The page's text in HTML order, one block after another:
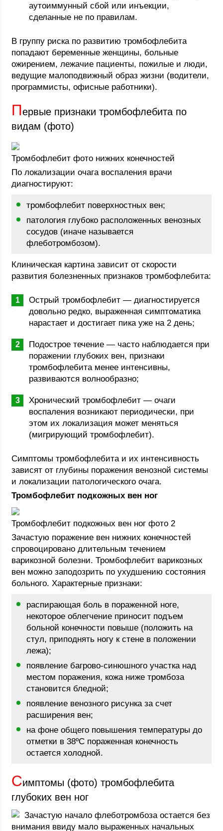
аутоиммунный сбой или инъекции,
сделанные не по правилам.
В группу риска по развитию тромбофлебита
попадают беременные женщины, больные
ожирением, лежачие пациенты, пожилые и люди,
ведущие малоподвижный образ жизни (водители,
программисты, офисные работники).
Первые признаки тромбофлебита по
видам (фото)
Тромбофлебит фото нижних конечностей
По локализации очага воспаления врачи
диагностируют:
тромбофлебит поверхностных вен;
патология глубоко расположенных венозных
сосудов (иначе называется
флеботромбозом).
Клиническая картина зависит от скорости
развития болезненных признаков тромбофлебита:
Острый тромбофлебит — диагностируется
довольно редко, выраженная симптоматика
нарастает и достигает пика уже на 2 день;
Подострое течение — часто наблюдается при
поражении глубоких вен, признаки
тромбофлебита менее интенсивны,
развиваются волнообразно;
Хронический тромбофлебит — очаги
воспаления возникают периодически, при
этом их локализация может меняться
(мигрирующий тромбофлебит).
Симптомы тромбофлебита и их интенсивность
зависят от глубины поражения венозной системы
и локализации патологического очага.
Тромбофлебит подкожных вен ног
Тромбофлебит подкожных вен ног фото 2
Зачастую поражение вен нижних конечностей
спровоцировано длительным течением
варикозной болезни. Тромбофлебит варикозных
вен можно заподозрить по ухудшению состояния
больного. Характерные признаки:
распирающая боль в пораженной ноге,
некоторое облегчение приносит подъем
больной конечности повыше (положить на
стул, приподнять ногу к стене в положении
лежа);
появление багрово-синюшного участка над
местом поражения, кожа ниже тромбоза
становится бледной;
появление венозного рисунка за счет
расширения вен;
на фоне общего повышения температуры до
отметки в 38ºС пораженная конечность
остается холодной.
Симптомы (фото) тромбофлебита
глубоких вен ног
Зачастую начало флеботромбоза остается без
внимания ввиду мало выраженных начальных